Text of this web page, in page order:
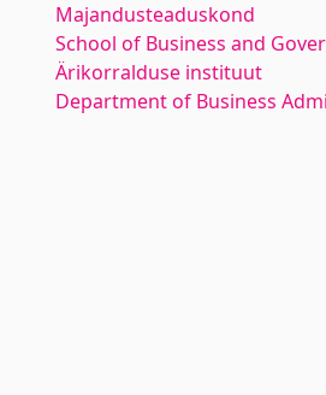
Majandusteaduskond
School of Business and
Ärikorralduse instituut
Department of Business